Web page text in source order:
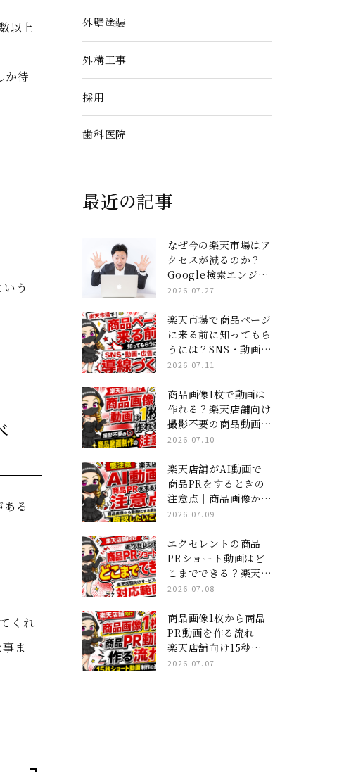
以上
か待
う
る
くれ
ま
外壁塗装
外構工事
採用
歯科医院
最近の記事
なぜ今の楽天市場はア
クセスが減るのか？
Google検索エンジン
と楽天AIを完全攻略
ジ×ショート動画」集
客の全貌
2026.07.27
楽天市場で商品ページ
に来る前に知ってもら
うには？SNS・動画・
広告の導線づくり
2026.07.11
商品画像1枚で動画は
作れる？楽天店舗向け
撮影不要の商品動画制
作の注意点
2026.07.10
楽天店舗がAI動画で
商品PRをするときの
注意点｜商品画像から
動画化する前に確認し
2026.07.09
エクセレントの商品
PRショート動画はど
こまでできる？楽天店
舗向けサービスの対応
2026.07.08
商品画像1枚から商品
PR動画を作る流れ｜
楽天店舗向け15秒ショ
ート動画制作の進め方
2026.07.07